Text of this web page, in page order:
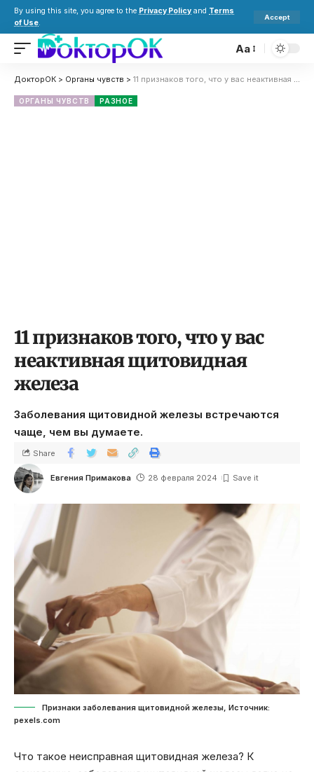
By using this site, you agree to the Privacy Policy and Terms
of Use.
Accept
Aa
ДокторОК > Органы чувств > 11 признаков того, что у вас неактивная щитовидная железа
ОРГАНЫ ЧУВСТВ РАЗНОЕ
11 признаков того, что у вас
неактивная щитовидная
железа
Заболевания щитовидной железы встречаются
чаще, чем вы думаете.
Евгения Примакова 28 февраля 2024
Share
Признаки заболевания щитовидной железы, Источник:
pexels.com
Что такое неисправная щитовидная железа? К